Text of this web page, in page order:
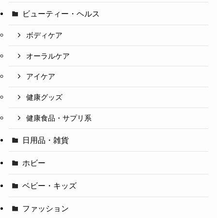
ビューティー・ヘルス
ボディケア
オーラルケア
アイケア
健康グッズ
健康食品・サプリ系
日用品・雑貨
ホビー
ベビー・キッズ
ファッション